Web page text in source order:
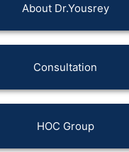
About Dr.Yousrey
Consultation
HOC Group